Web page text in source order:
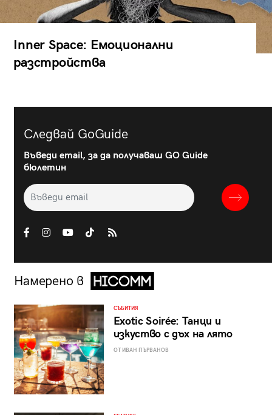
Inner Space: Емоционални
разстройства
Следвай GoGuide
Въведи email, за да получаваш GO Guide
бюлетин
Намерено в
СЪБИТИЯ
Exotic Soirée: Танци и
изкуство с дъх на лято
ОТ ИВАН ПЪРВАНОВ